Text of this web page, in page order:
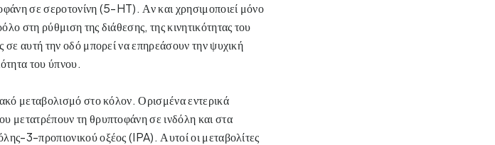
σε σεροτονίνη (5-HT). Αν και χρησιμοποιεί μόνο
στη ρύθμιση της διάθεσης, της κινητικότητας του
αυτή την οδό μπορεί να επηρεάσουν την ψυχική
του ύπνου.
μεταβολισμό στο κόλον. Ορισμένα εντερικά
μετατρέπουν τη θρυπτοφάνη σε ινδόλη και στα
3-προπιονικού οξέος (IPA). Αυτοί οι μεταβολίτες